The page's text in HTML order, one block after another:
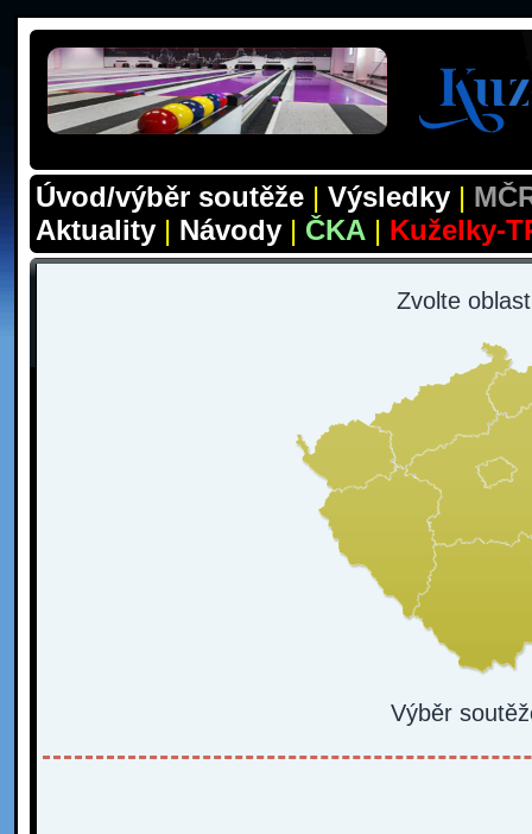
Úvod/výběr soutěže| Výsledky|
Aktuality| Návody | ČKA| Kuželky-
Zvolte
Výběr